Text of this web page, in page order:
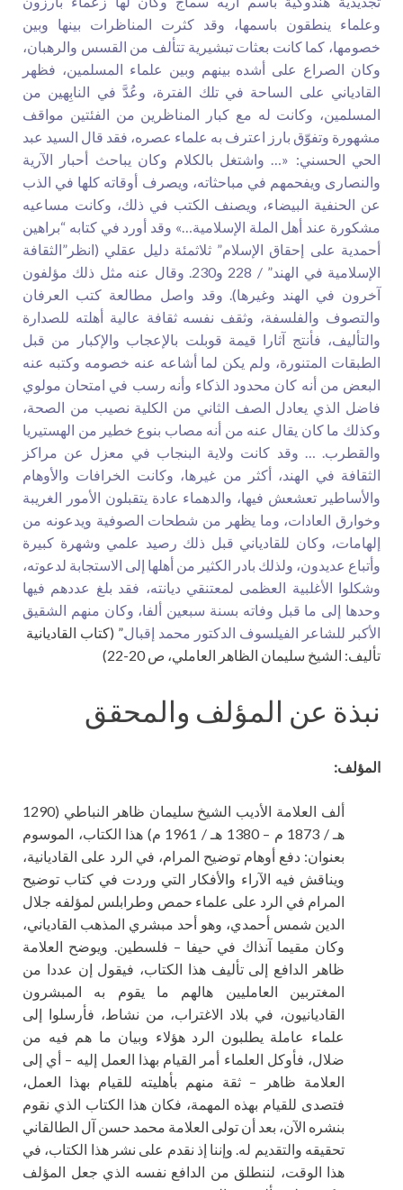
وعلماء ينطقون باسمها، وقد كثرت المناظرات بينها وبين
خصومها، كما كانت بعثات تبشيرية تتألف من القسس والرهبان،
وكان الصراع على أشده بينهم وبين علماء المسلمين، فظهر
القادياني على الساحة في تلك الفترة، وعُدَّ في النابِهين من
المسلمين، وكانت له مع كبار المناظرين من الفئتين مواقف
مشهورة وتفوّق بارز اعترف به علماء عصره، فقد قال السيد عبد
الحي الحسني: «… واشتغل بالكلام وكان يباحث أحبار الآرية
والنصارى ويفحمهم في مباحثاته، ويصرف أوقاته كلها في الذب
عن الحنفية البيضاء، ويصنف الكتب في ذلك، وكانت مساعيه
مشكورة عند أهل الملة الإسلامية…» وقد أورد في كتابه “براهين
أحمدية على إحقاق الإسلام” ثلاثمئة دليل عقلي (انظر”الثقافة
الإسلامية في الهند” / 228 و230. وقال عنه مثل ذلك مؤلفون
آخرون في الهند وغيرها). وقد واصل مطالعة كتب العرفان
والتصوف والفلسفة، وثقف نفسه ثقافة عالية أهلته للصدارة
والتأليف، فأنتج آثارا قيمة قوبلت بالإعجاب والإكبار من قبل
الطبقات المتنورة، ولم يكن لما أشاعه عنه خصومه وكتبه عنه
البعض من أنه كان محدود الذكاء وأنه رسب في امتحان مولوي
فاضل الذي يعادل الصف الثاني من الكلية نصيب من الصحة،
وكذلك ما كان يقال عنه من أنه مصاب بنوع خطير من الهستيريا
والقطرب. … وقد كانت ولاية البنجاب في معزل عن مراكز
الثقافة في الهند، أكثر من غيرها، وكانت الخرافات والأوهام
والأساطير تعشعش فيها، والدهماء عادة يتقبلون الأمور الغريبة
وخوارق العادات، وما يظهر من شطحات الصوفية ويدعونه من
إلهامات، وكان للقادياني قبل ذلك رصيد علمي وشهرة كبيرة
وأتباع عديدون، ولذلك بادر الكثير من أهلها إلى الاستجابة لدعوته،
وشكلوا الأغلبية العظمى لمعتنقي ديانته، فقد بلغ عددهم فيها
وحدها إلى ما قبل وفاته بسنة سبعين ألفا، وكان منهم الشقيق
الأكبر للشاعر الفيلسوف الدكتور محمد إقبال.” (كتاب القاديانية
تأليف: الشيخ سليمان الظاهر العاملي، ص 20-22)
نبذة عن المؤلف والمحقق
المؤلف:
ألف العلامة الأديب الشيخ سليمان ظاهر النباطي (1290
هـ‍ / 1873 م – 1380 هـ / 1961 م) هذا الكتاب، الموسوم
بعنوان: دفع أوهام توضيح المرام، في الرد على القاديانية،
ويناقش فيه الآراء والأفكار التي وردت في كتاب توضيح
المرام في الرد على علماء حمص وطرابلس لمؤلفه جلال
الدين شمس أحمدي، وهو أحد مبشري المذهب القادياني،
وكان مقيما آنذاك في حيفا – فلسطين. ويوضح العلامة
ظاهر الدافع إلى تأليف هذا الكتاب، فيقول إن عددا من
المغتربين العامليين هالهم ما يقوم به المبشرون
القاديانيون، في بلاد الاغتراب، من نشاط، فأرسلوا إلى
علماء عاملة يطلبون الرد هؤلاء وبيان ما هم فيه من
ضلال، فأوكل العلماء أمر القيام بهذا العمل إليه – أي إلى
العلامة ظاهر – ثقة منهم بأهليته للقيام بهذا العمل،
فتصدى للقيام بهذه المهمة، فكان هذا الكتاب الذي نقوم
بنشره الآن، بعد أن تولى العلامة محمد حسن آل الطالقاني
تحقيقه والتقديم له. وإننا إذ نقدم على نشر هذا الكتاب، في
هذا الوقت، لننطلق من الدافع نفسه الذي جعل المؤلف